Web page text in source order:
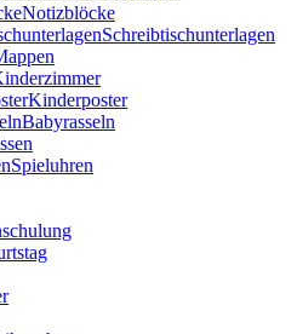
Notizblöcke
Schreibtischunterlagen
Kinderposter
Babyrasseln
Spieluhren